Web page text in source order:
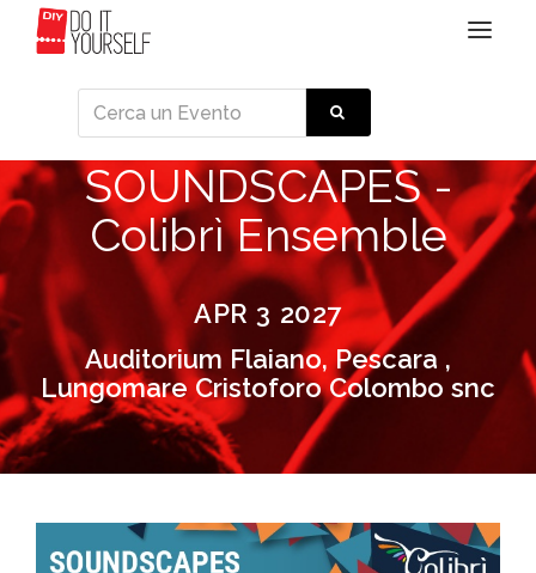
Toggle
SOUNDSCAPES -
Colibrì Ensemble
APR 3 2027
Auditorium Flaiano, Pescara ,
Lungomare Cristoforo Colombo snc